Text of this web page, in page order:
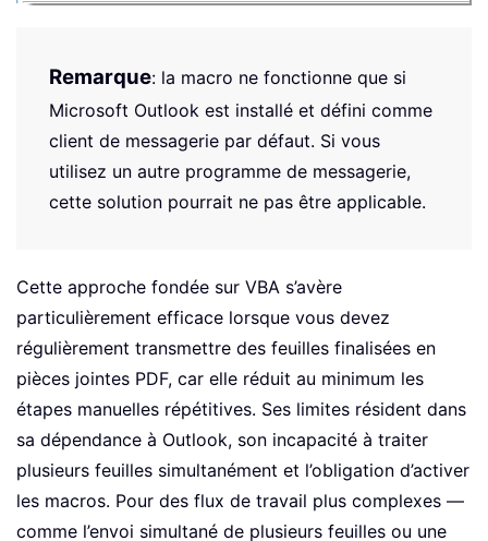
Remarque: la macro ne fonctionne que si
Microsoft Outlook est installé et défini comme
client de messagerie par défaut. Si vous
utilisez un autre programme de messagerie,
cette solution pourrait ne pas être applicable.
Cette approche fondée sur VBA s’avère
particulièrement efficace lorsque vous devez
régulièrement transmettre des feuilles finalisées en
pièces jointes PDF, car elle réduit au minimum les
étapes manuelles répétitives. Ses limites résident dans
sa dépendance à Outlook, son incapacité à traiter
plusieurs feuilles simultanément et l’obligation d’activer
les macros. Pour des flux de travail plus complexes —
comme l’envoi simultané de plusieurs feuilles ou une